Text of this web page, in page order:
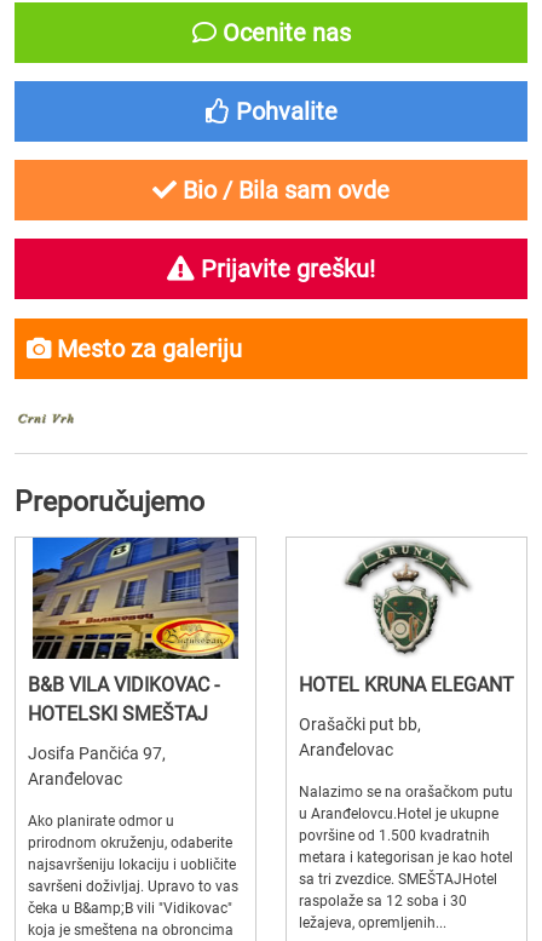
Ocenite nas
Pohvalite
Bio / Bila sam ovde
Prijavite grešku!
Mesto za galeriju
Preporučujemo
B&B VILA VIDIKOVAC -
HOTELSKI SMEŠTAJ
Josifa Pančića 97,
Aranđelovac
Ako planirate odmor u
prirodnom okruženju, odaberite
najsavršeniju lokaciju i uobličite
savršeni doživljaj. Upravo to vas
čeka u B&amp;B vili "Vidikovac"
koja je smeštena na obroncima
HOTEL KRUNA ELEGANT
Orašački put bb,
Aranđelovac
Nalazimo se na orašačkom putu
u Aranđelovcu.Hotel je ukupne
površine od 1.500 kvadratnih
metara i kategorisan je kao hotel
sa tri zvezdice. SMEŠTAJHotel
raspolaže sa 12 soba i 30
ležajeva, opremljenih...